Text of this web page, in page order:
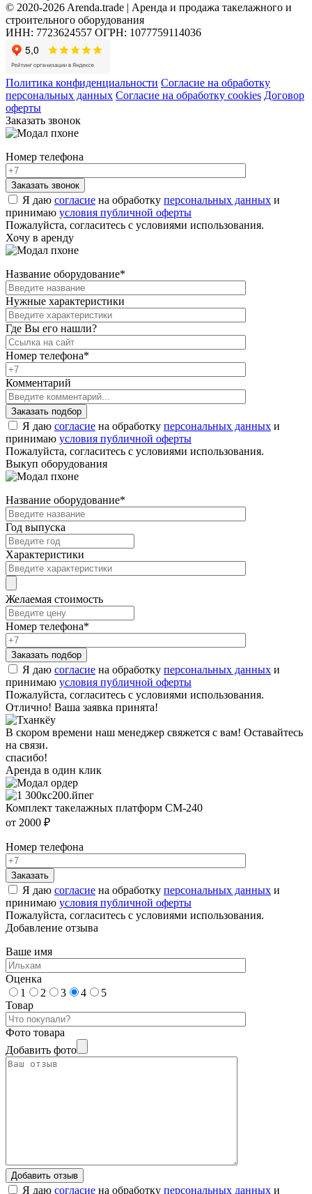
© 2020-2026 Arenda.trade | Аренда и продажа такелажного и
строительного оборудования
ИНН: 7723624557 ОГРН: 1077759114036
Политика конфиденциальности Согласие на обработку
персональных данных Согласие на обработку cookies Договор
оферты
Заказать звонок
Номер телефона
Я даю согласие на обработку персональных данных и
принимаю условия публичной оферты
Пожалуйста, согласитесь с условиями использования.
Хочу в аренду
Название оборудование*
Нужные характеристики
Где Вы его нашли?
Номер телефона*
Комментарий
Я даю согласие на обработку персональных данных и
принимаю условия публичной оферты
Пожалуйста, согласитесь с условиями использования.
Выкуп оборудования
Название оборудование*
Год выпуска
Характеристики
Желаемая стоимость
Номер телефона*
Я даю согласие на обработку персональных данных и
принимаю условия публичной оферты
Пожалуйста, согласитесь с условиями использования.
Отлично! Ваша заявка принята!
В скором времени наш менеджер свяжется с вам! Оставайтесь
на связи.
спасибо!
Аренда в один клик
Комплект такелажных платформ CM-240
от 2000 ₽
Номер телефона
Я даю согласие на обработку персональных данных и
принимаю условия публичной оферты
Пожалуйста, согласитесь с условиями использования.
Добавление отзыва
Ваше имя
Оценка
1
2 3 4
5
Товар
Фото товара
Добавить фото
Я даю согласие на обработку персональных данных и